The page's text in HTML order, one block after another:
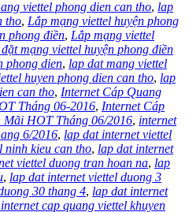
viettel phong dien can tho, lap
tho, Lắp mạng viettel huyện phong
phong điền, Lắp mạng viettel
mạng viettel huyện phong điền
phong dien, lap dat mang viettel
huyen phong dien can tho, lap
can tho, Internet Cáp Quang
Tháng 06-2016, Internet Cáp
Mãi HOT Tháng 06/2016, internet
6/2016, lap dat internet viettel
ninh kieu can tho, lap dat internet
viettel duong tran hoan na, lap
, lap dat internet viettel duong 3
30 thang 4, lap dat internet
cap quang viettel khuyen